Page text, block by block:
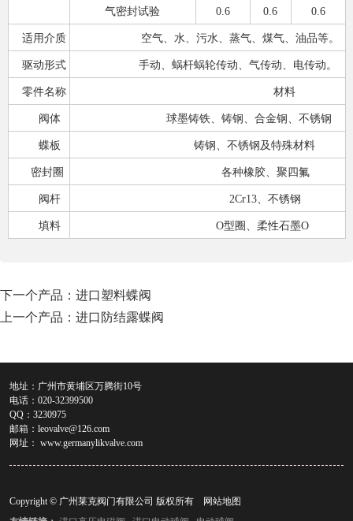
气密封试验 0.6 0.6 0.6
适用介质 空气、水、污水、蒸气、煤气、油品等。
驱动形式 手动、蜗杆蜗轮传动、气传动、电传动。
零件名称 材料
阀体 球墨铸铁、铸钢、合金钢、不锈钢
蝶板 铸钢、不锈钢及特殊材料
密封圈 各种橡胶、聚四氟
阀杆 2Cr13 、不锈钢
填料 O型圈、柔性石墨O
下一个产品： 进口塑料蝶阀
上一个产品： 进口防结露蝶阀
地址：广州市黄埔区万腾街10号
电话：020-32399500
QQ：3230975
邮箱： leovalve@126.com
网址： www.germanylikvalve.com
Copyright © 广州莱克阀门有限公司 版权所有
网站地图